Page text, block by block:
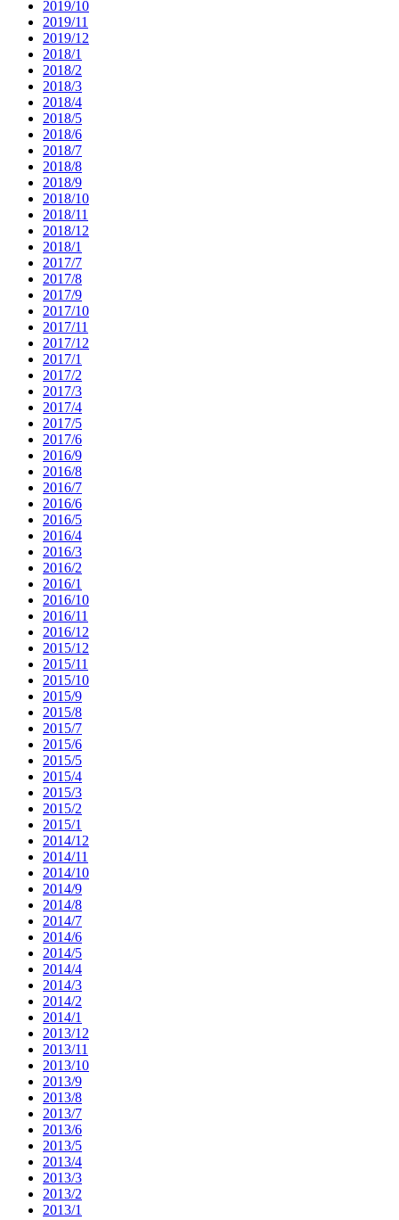
2019/10
2019/11
2019/12
2018/1
2018/2
2018/3
2018/4
2018/5
2018/6
2018/7
2018/8
2018/9
2018/10
2018/11
2018/12
2018/1
2017/7
2017/8
2017/9
2017/10
2017/11
2017/12
2017/1
2017/2
2017/3
2017/4
2017/5
2017/6
2016/9
2016/8
2016/7
2016/6
2016/5
2016/4
2016/3
2016/2
2016/1
2016/10
2016/11
2016/12
2015/12
2015/11
2015/10
2015/9
2015/8
2015/7
2015/6
2015/5
2015/4
2015/3
2015/2
2015/1
2014/12
2014/11
2014/10
2014/9
2014/8
2014/7
2014/6
2014/5
2014/4
2014/3
2014/2
2014/1
2013/12
2013/11
2013/10
2013/9
2013/8
2013/7
2013/6
2013/5
2013/4
2013/3
2013/2
2013/1